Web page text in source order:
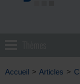
Accueil > Articles >